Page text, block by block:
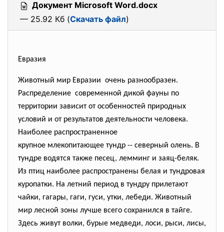
Документ Microsoft Word.docx
— 25.92 Кб (Скачать файл)
Евразия
Животный мир Евразии очень разнообразен.
Распределение современной дикой фауны по
территории зависит от особенностей природных
условий и от результатов деятельности человека.
Наиболее распространенное
крупное млекопитающее тундр -- северный олень. В
тундре водятся также песец, лемминг и заяц-беляк.
Из птиц наиболее распространены белая и тундровая
куропатки. На летний период в тундру прилетают
чайки, гагары, гаги, гуси, утки, лебеди. Животный
мир лесной зоны лучше всего сохранился в тайге.
Здесь живут волки, бурые медведи, лоси, рыси, лисы,